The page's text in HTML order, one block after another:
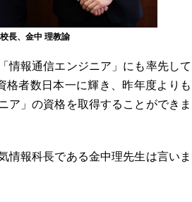
長、金中 理教諭
報通信エンジニア」にも率先して
者数日本一に輝き、昨年度よりも
ア」の資格を取得することができま
報科長である金中理先生は言いま